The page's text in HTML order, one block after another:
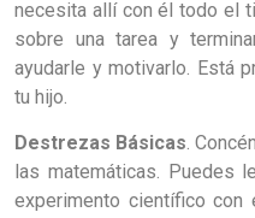
necesita allí con él todo el
sobre una tarea y
ayudarle y motivarlo. Está
tu hijo.
Destrezas Básicas.
las matemáticas. Puedes
experimento científico